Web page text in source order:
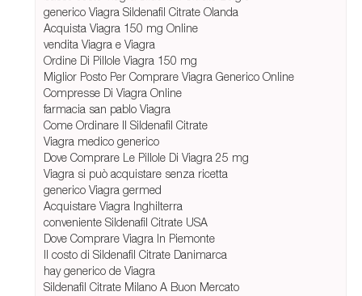
generico Viagra Sildenafil Citrate Olanda
Acquista Viagra 150 mg Online
vendita Viagra e Viagra
Ordine Di Pillole Viagra 150 mg
Miglior Posto Per Comprare Viagra Generico Online
Compresse Di Viagra Online
farmacia san pablo Viagra
Come Ordinare Il Sildenafil Citrate
Viagra medico generico
Dove Comprare Le Pillole Di Viagra 25 mg
Viagra si può acquistare senza ricetta
generico Viagra germed
Acquistare Viagra Inghilterra
conveniente Sildenafil Citrate USA
Dove Comprare Viagra In Piemonte
Il costo di Sildenafil Citrate Danimarca
hay generico de Viagra
Sildenafil Citrate Milano A Buon Mercato